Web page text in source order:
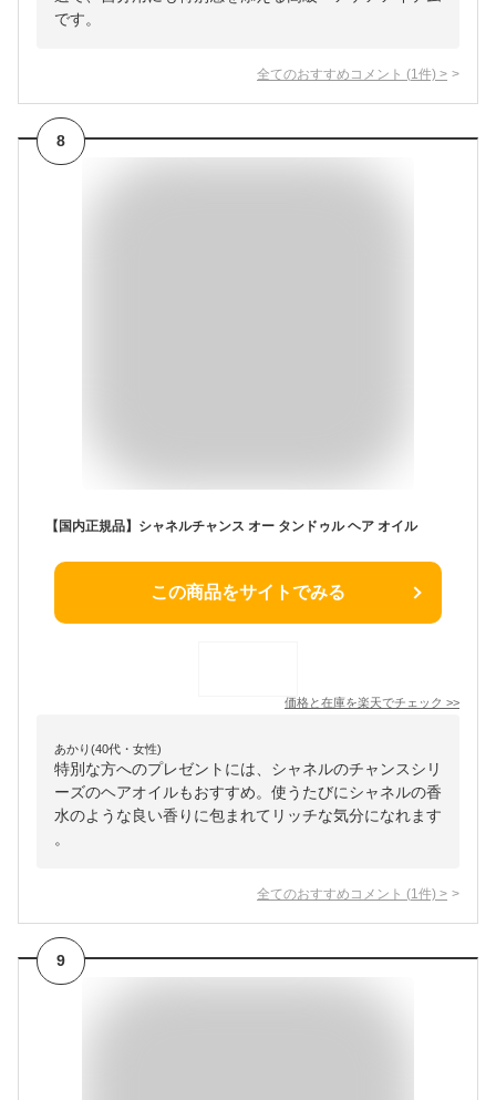
です。
全てのおすすめコメント (1 件) >
8
【国内正規品】シャネルチャンス オー タンドゥル ヘア オイル
この商品をサイトでみる
価格と在庫を楽天でチェック >>
あかり(40代・女性)
特別な方へのプレゼントには、シャネルのチャンスシリ
ーズのヘアオイルもおすすめ。使うたびにシャネルの香
水のような良い香りに包まれてリッチな気分になれます
。
全てのおすすめコメント (1 件) >
9